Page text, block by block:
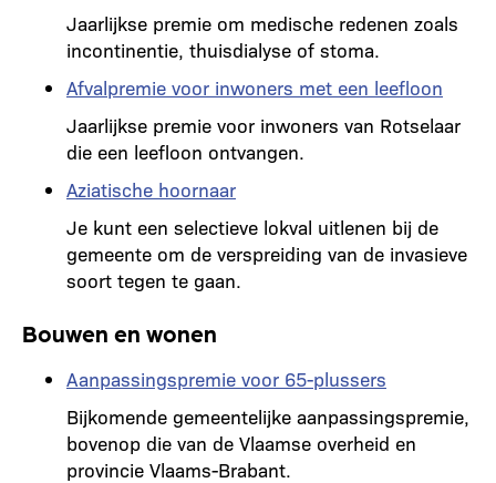
Jaarlijkse premie om medische redenen zoals
incontinentie, thuisdialyse of stoma.
Afvalpremie voor inwoners met een leefloon
Jaarlijkse premie voor inwoners van Rotselaar
die een leefloon ontvangen.
Aziatische hoornaar
Je kunt een selectieve lokval uitlenen bij de
gemeente om de verspreiding van de invasieve
soort tegen te gaan.
Bouwen en wonen
Aanpassingspremie voor 65-plussers
Bijkomende gemeentelijke aanpassingspremie,
bovenop die van de Vlaamse overheid en
provincie Vlaams-Brabant.